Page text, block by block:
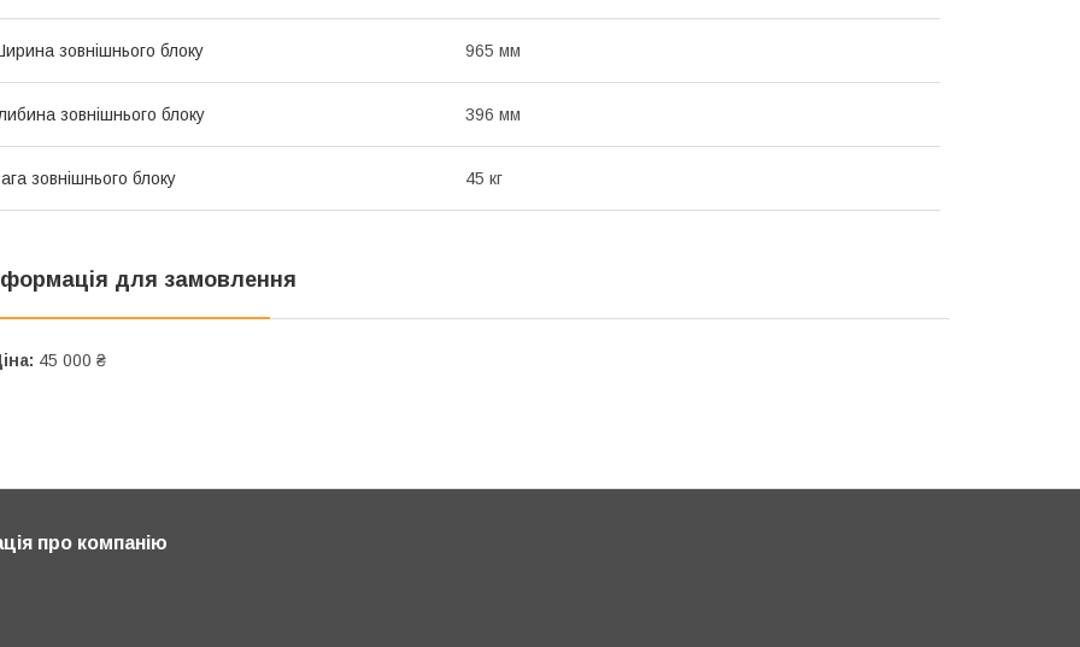
зовнішнього блоку 965 мм
зовнішнього блоку 396 мм
зовнішнього блоку 45 кг
для замовлення
45 000 ₴
про компанію